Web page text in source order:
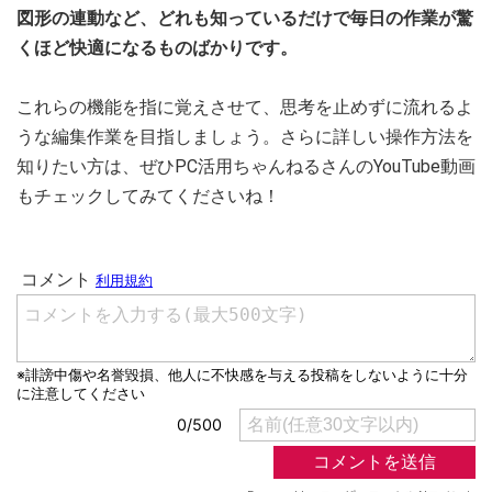
図形の連動など、どれも知っているだけで毎日の作業が驚
くほど快適になるものばかりです。
これらの機能を指に覚えさせて、思考を止めずに流れるよ
うな編集作業を目指しましょう。さらに詳しい操作方法を
知りたい方は、ぜひPC活用ちゃんねるさんのYouTube動画
もチェックしてみてくださいね！